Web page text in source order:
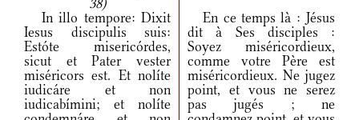
38)
In illo tempore: Dixit
Iesus discipulis suis:
Estóte misericórdes,
sicut et Pater vester
miséricors est. Et nolíte
iudicáre et non
iudicabímini; et nolíte
En ce temps là : Jésus
dit à Ses disciples :
Soyez miséricordieux,
comme votre Père est
miséricordieux. Ne jugez
point, et vous ne serez
pas jugés ; ne